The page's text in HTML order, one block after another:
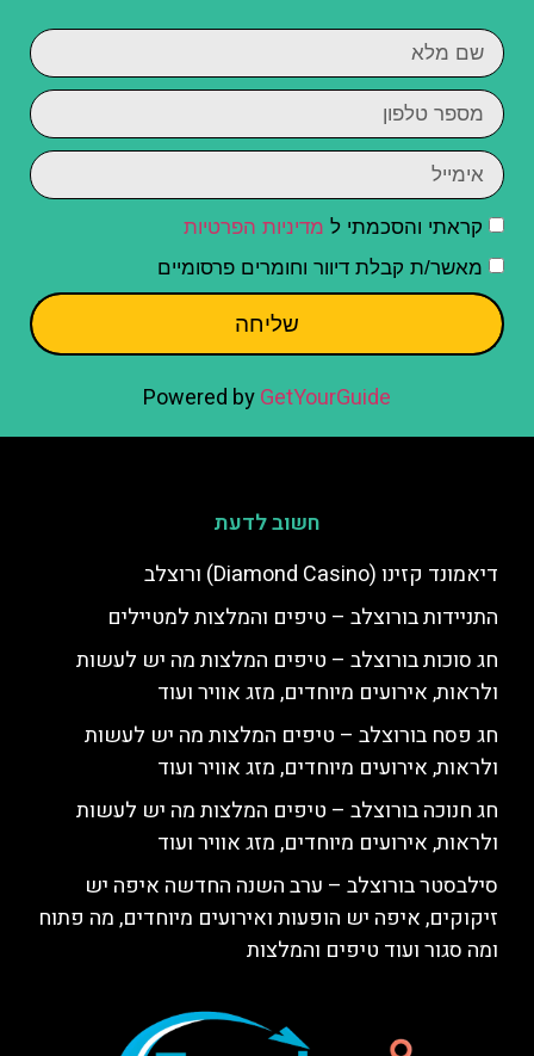
קראתי והסכמתי ל מדיניות הפרטיות
מאשר/ת קבלת דיוור וחומרים פרסומיים
שליחה
Powered byGetYourGuide
חשוב לדעת
דיאמונד קזינו (Diamond Casino) ורוצלב
התניידות בורוצלב – טיפים והמלצות למטיילים
חג סוכות בורוצלב – טיפים המלצות מה יש לעשות
ולראות, אירועים מיוחדים, מזג אוויר ועוד
חג פסח בורוצלב – טיפים המלצות מה יש לעשות
ולראות, אירועים מיוחדים, מזג אוויר ועוד
חג חנוכה בורוצלב – טיפים המלצות מה יש לעשות
ולראות, אירועים מיוחדים, מזג אוויר ועוד
סילבסטר בורוצלב – ערב השנה החדשה איפה יש
זיקוקים, איפה יש הופעות ואירועים מיוחדים, מה פתוח
ומה סגור ועוד טיפים והמלצות